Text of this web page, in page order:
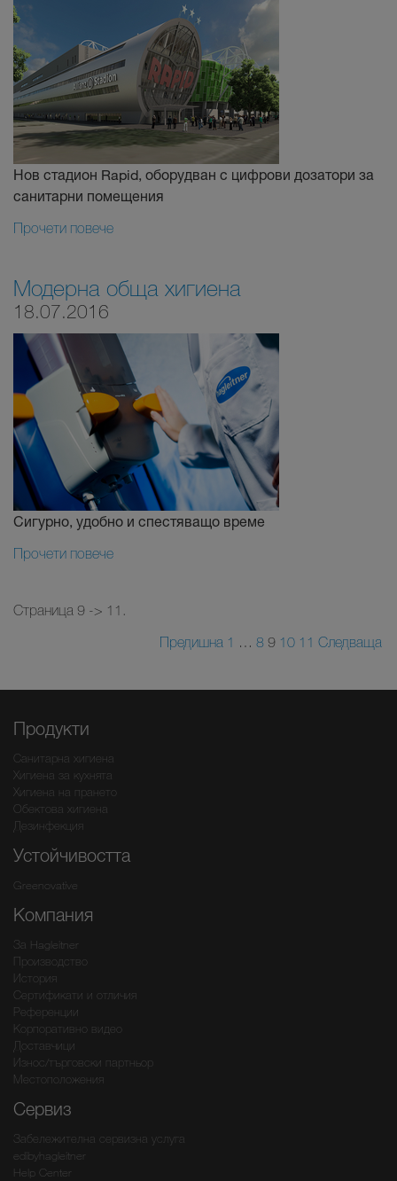
Нов стадион Rapid, оборудван с цифрови дозатори за
санитарни помещения
Прочети повече
Модерна обща хигиена
18.07.2016
Сигурно, удобно и спестяващо време
Прочети повече
Страница 9 -> 11.
Предишна 1 … 8 9 10 11 Следваща
Продукти
Санитарна хигиена
Хигиена за кухнята
Хигиена на прането
Обектова хигиена
Дезинфекция
Устойчивостта
Greenovative
Компания
За Hagleitner
Производство
История
Сертификати и отличия
Референции
Корпоративно видео
Доставчици
Износ/търговски партньор
Местоположения
Сервиз
Забележителна сервизна услуга
edibyhagleitner
Help Center